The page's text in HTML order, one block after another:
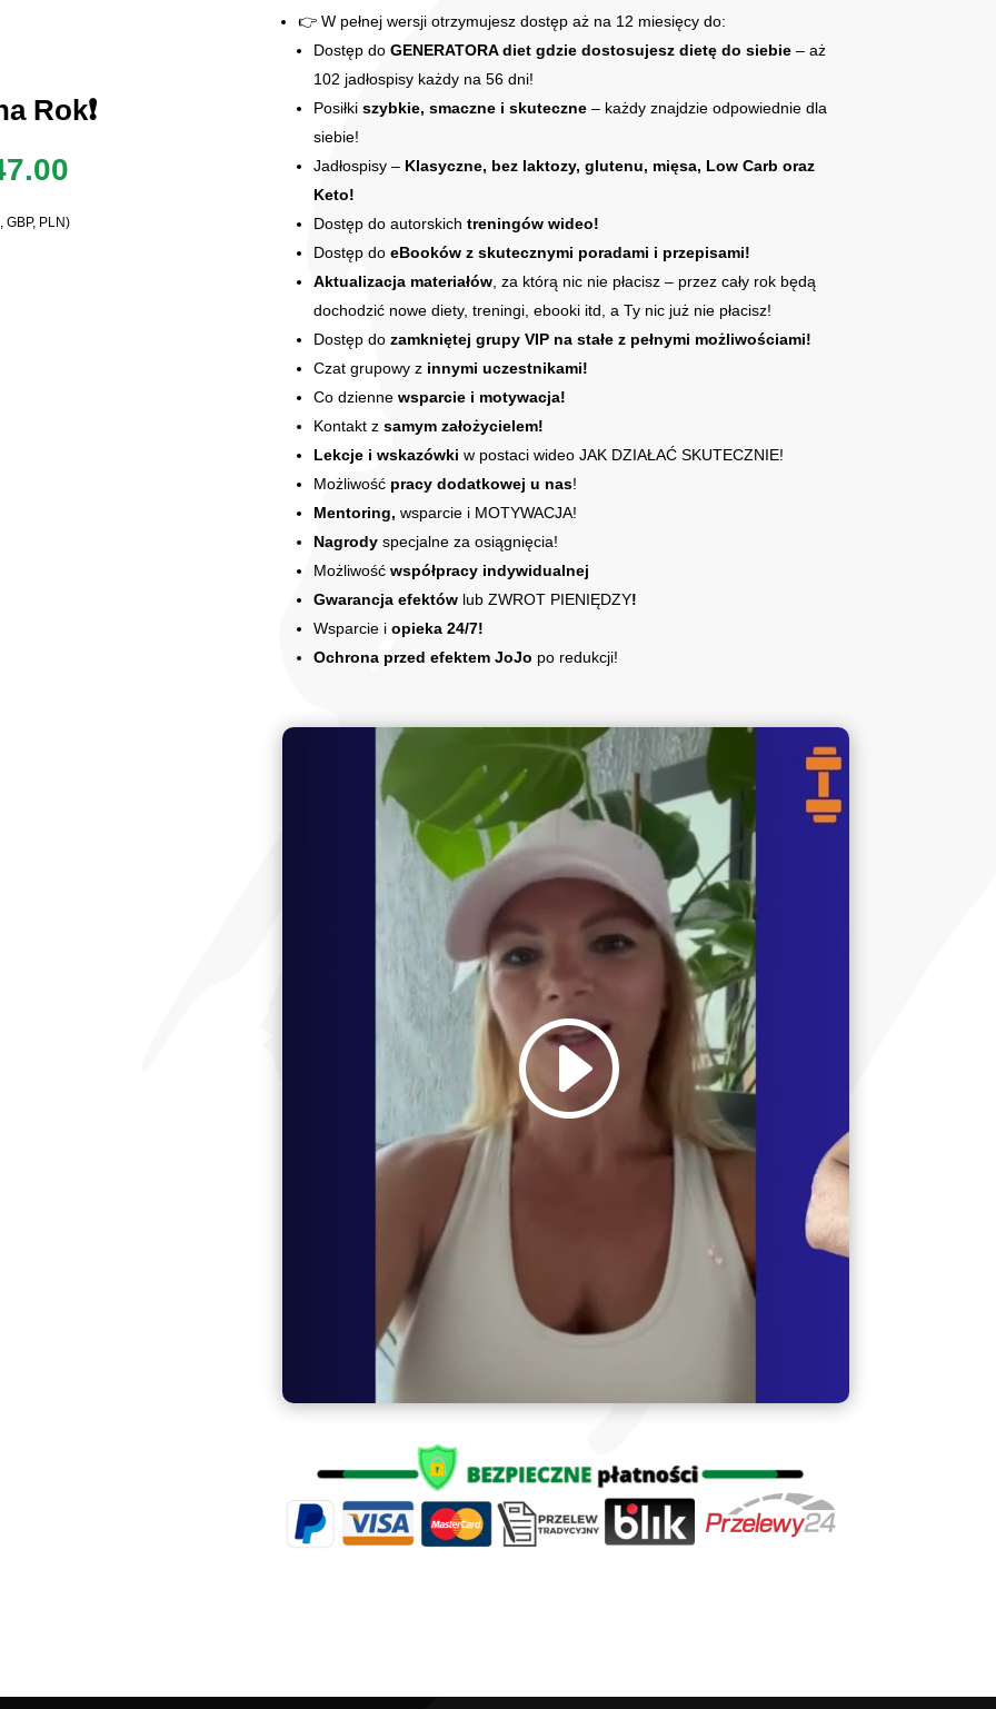
Rok❗️
cena
GBP, PLN)
👉 W pełnej wersji otrzymujesz dostęp aż na 12 miesięcy do:
Dostęp do GENERATORA diet gdzie dostosujesz dietę do siebie– aż
102 jadłospisy każdy na 56 dni!
Posiłki szybkie, smaczne i skuteczne– każdy znajdzie odpowiednie dla
siebie!
Jadłospisy – Klasyczne, bez laktozy, glutenu, mięsa, Low Carb oraz
Keto!
Dostęp do autorskich treningów wideo!
Dostęp doeBooków z skutecznymi poradami i przepisami!
Aktualizacja materiałów, za którą nic nie płacisz – przez cały rok będą
dochodzić nowe diety, treningi, ebooki itd, a Ty nic już nie płacisz!
Dostęp do zamkniętej grupy VIP na stałe z pełnymi możliwościami!
Czat grupowy z innymi uczestnikami!
Co dzienne wsparcie i motywacja!
Kontakt z samym założycielem!
Lekcje i wskazówki w postaci wideo JAK DZIAŁAĆ SKUTECZNIE!
Możliwośćpracy dodatkowej u nas!
Mentoring, wsparcie i MOTYWACJA!
Nagrody specjalne za osiągnięcia!
Możliwość współpracy indywidualnej
Gwarancja efektówlub ZWROT PIENIĘDZY!
Wsparcie iopieka 24/7!
Ochrona przed efektem JoJo po redukcji!